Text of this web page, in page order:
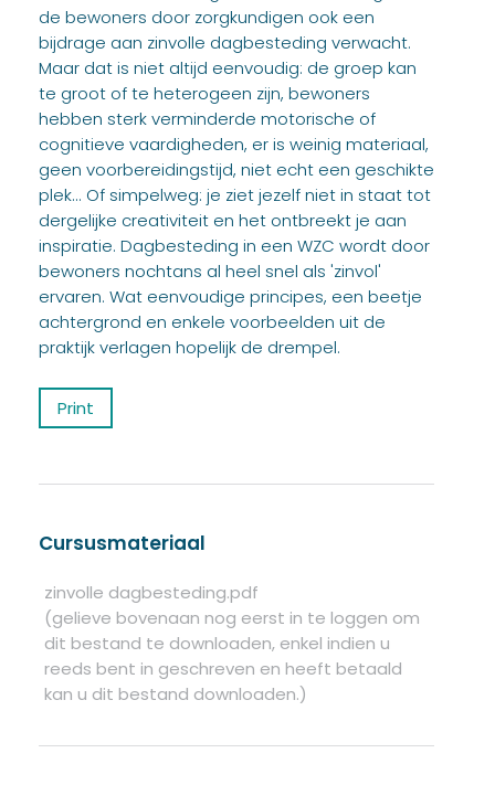
de bewoners door zorgkundigen ook een
bijdrage aan zinvolle dagbesteding verwacht.
Maar dat is niet altijd eenvoudig: de groep kan
te groot of te heterogeen zijn, bewoners
hebben sterk verminderde motorische of
cognitieve vaardigheden, er is weinig materiaal,
geen voorbereidingstijd, niet echt een geschikte
plek... Of simpelweg: je ziet jezelf niet in staat tot
dergelijke creativiteit en het ontbreekt je aan
inspiratie. Dagbesteding in een WZC wordt door
bewoners nochtans al heel snel als 'zinvol'
ervaren. Wat eenvoudige principes, een beetje
achtergrond en enkele voorbeelden uit de
praktijk verlagen hopelijk de drempel.
Print
Cursusmateriaal
zinvolle dagbesteding.pdf
(gelieve bovenaan nog eerst in te loggen om
dit bestand te downloaden, enkel indien u
reeds bent in geschreven en heeft betaald
kan u dit bestand downloaden.)